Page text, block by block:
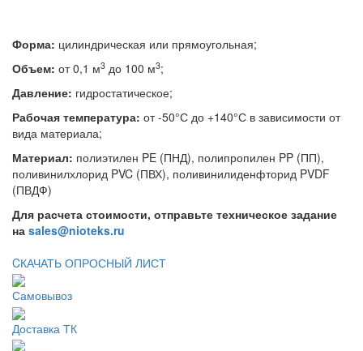
Форма: цилиндрическая или прямоугольная;
Объем: от 0,1 м3 до 100 м3;
Давление: гидростатическое;
Рабочая температура: от -50°С до +140°С в зависимости от
вида материала;
Материал: полиэтилен PE (ПНД), полипропилен PP (ПП),
поливинилхлорид PVC (ПВХ), поливинилиденфторид PVDF
(ПВДФ)
Для расчета стоимости, отправьте техническое задание
на sales@nioteks.ru
CКАЧАТЬ ОПРОСНЫЙ ЛИСТ
Самовывоз
Доставка ТК